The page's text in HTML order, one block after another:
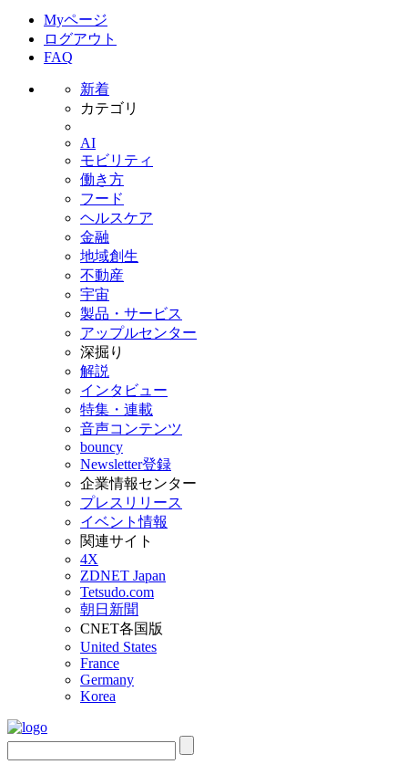
Myページ
ログアウト
FAQ
新着
カテゴリ
AI
モビリティ
働き方
フード
ヘルスケア
金融
地域創生
不動産
宇宙
製品・サービス
アップルセンター
深掘り
解説
インタビュー
特集・連載
音声コンテンツ
bouncy
Newsletter登録
企業情報センター
プレスリリース
イベント情報
関連サイト
4X
ZDNET Japan
Tetsudo.com
朝日新聞
CNET各国版
United States
France
Germany
Korea